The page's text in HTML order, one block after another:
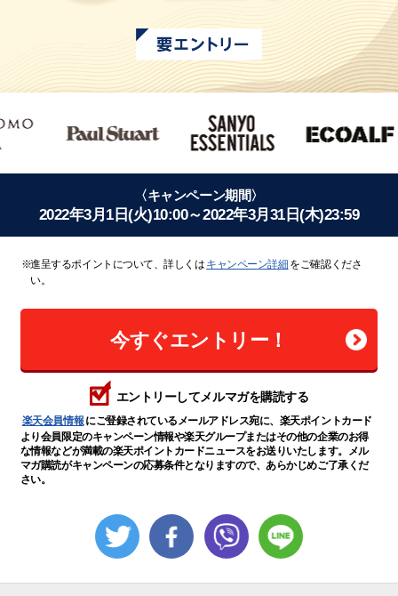
〈キャンペーン期間〉
2022年3月1日(火)10:00～2022年3月31日(木)23:59
進呈するポイントについて、詳しくは キャンペーン詳細 をご確認くださ
い。
今すぐエントリー！
エントリーしてメルマガを購読する
楽天会員情報 にご登録されているメールアドレス宛に、楽天ポイントカード
より会員限定のキャンペーン情報や楽天グループまたはその他の企業のお得
な情報などが満載の楽天ポイントカードニュースをお送りいたします。メル
マガ購読がキャンペーンの応募条件となりますので、あらかじめご了承くだ
さい。